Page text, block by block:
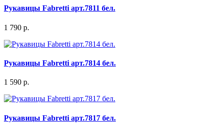
Рукавицы Fabretti арт.7811 бел.
1 790 р.
Рукавицы Fabretti арт.7814 бел.
1 590 р.
Рукавицы Fabretti арт.7817 бел.